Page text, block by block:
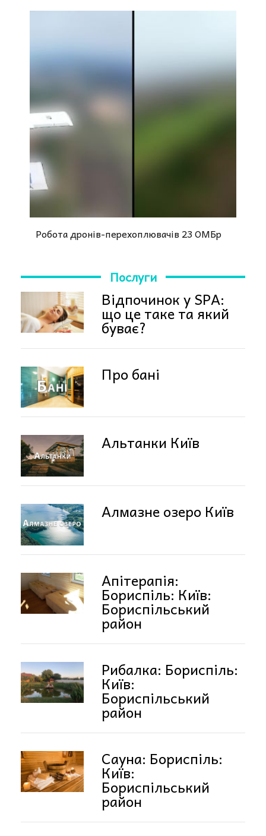
Робота дронів-перехоплювачів 23 ОМБр
Послуги
Відпочинок у SPA:
що це таке та який
буває?
Про бані
Альтанки Київ
Алмазне озеро Київ
Апітерапія:
Бориспіль: Київ:
Бориспільський
район
Рибалка: Бориспіль:
Київ:
Бориспільський
район
Сауна: Бориспіль:
Київ:
Бориспільський
район